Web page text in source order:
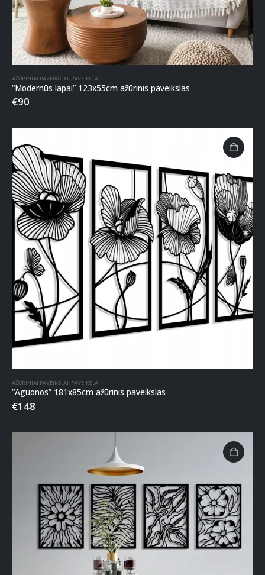
AŽŪRINIAI PAVEIKSLAI, PAVEIKSLAI
“Modernūs lapai” 123x55cm ažūrinis paveikslas
€90
AŽŪRINIAI PAVEIKSLAI, PAVEIKSLAI
“Aguonos” 181x85cm ažūrinis paveikslas
€148